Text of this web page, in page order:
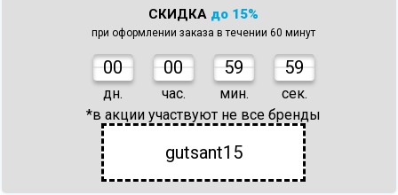
СКИДКА до 15%
при оформлении заказа в течении 60 минут
00
дн.
00
час.
59
мин.
59
сек.
*в акции участвуют не все бренды
gutsant15
О компании
Доставка и Оплата
Информация для покупателей
Контакты
Карта сайта
Сертификаты